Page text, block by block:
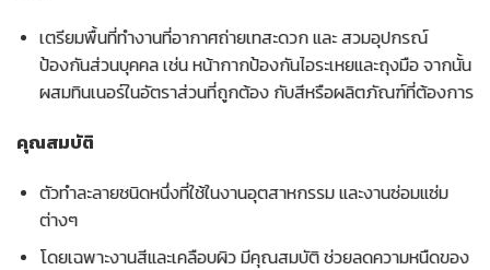
เตรียมพื้นที่ทำงานที่อากาศถ่ายเทสะดวก และ สวมอุปกรณ์
ป้องกันส่วนบุคคล เช่น หน้ากากป้องกันไอระเหยและถุงมือ จากนั้น
ผสมทินเนอร์ในอัตราส่วนที่ถูกต้อง กับสีหรือผลิตภัณฑ์ที่ต้องการ
คุณสมบัติ
ตัวทำละลายชนิดหนึ่งที่ใช้ในงานอุตสาหกรรม และงานซ่อมแซ่ม
ต่างๆ
โดยเฉพาะงานสีและเคลือบผิว มีคุณสมบัติ ช่วยลดความหนืดของ